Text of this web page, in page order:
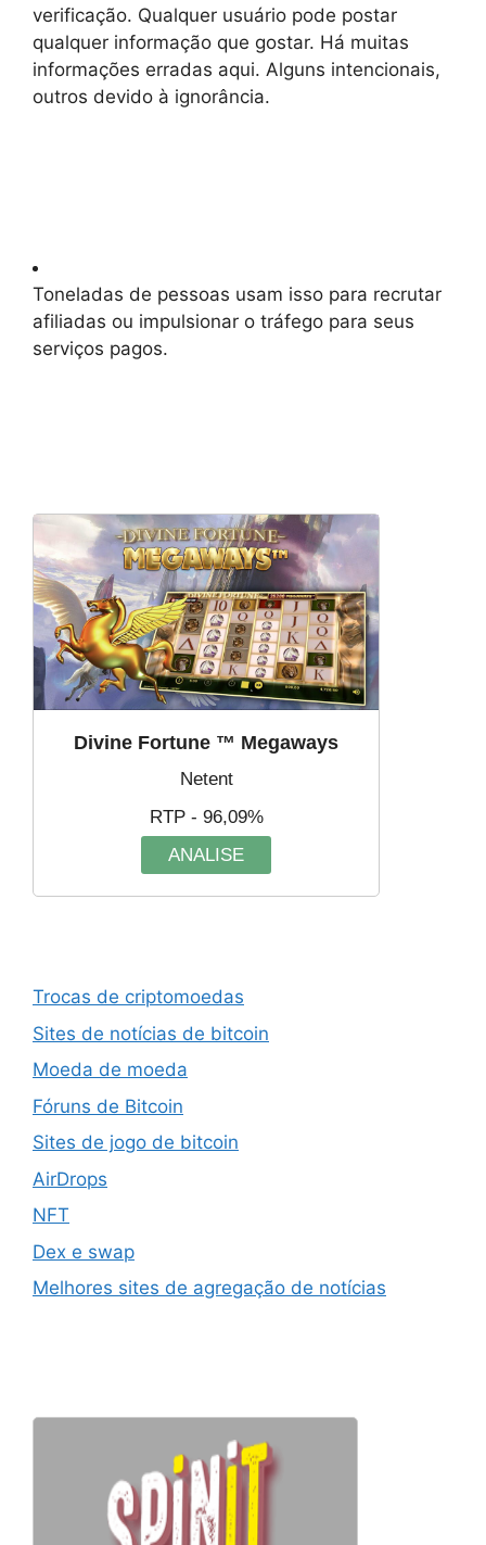
verificação. Qualquer usuário pode postar
qualquer informação que gostar. Há muitas
informações erradas aqui. Alguns intencionais,
outros devido à ignorância.
Toneladas de pessoas usam isso para recrutar
afiliadas ou impulsionar o tráfego para seus
serviços pagos.
Divine Fortune ™ Megaways
Netent
RTP - 96,09%
ANALISE
Trocas de criptomoedas
Sites de notícias de bitcoin
Moeda de moeda
Fóruns de Bitcoin
Sites de jogo de bitcoin
AirDrops
NFT
Dex e swap
Melhores sites de agregação de notícias